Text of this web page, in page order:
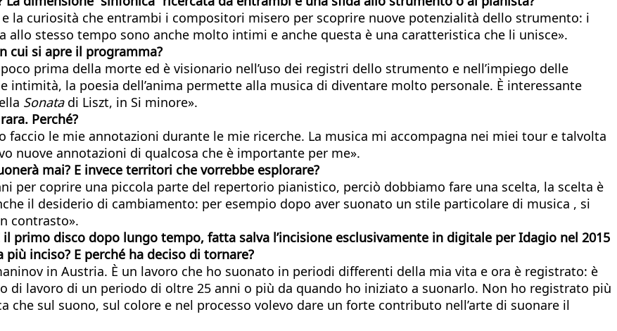
la curiosità che entrambi i compositori misero per scoprire nuove potenzialità dello strumento: i
stesso tempo sono anche molto intimi e anche questa è una caratteristica che li unisce».
cui si apre il programma?
prima della morte ed è visionario nell’uso dei registri dello strumento e nell’impiego delle
la poesia dell’anima permette alla musica di diventare molto personale. È interessante
Sonatadi Liszt, in Si minore».
Perché?
faccio le mie annotazioni durante le mie ricerche. La musica mi accompagna nei miei tour e talvolta
nuove annotazioni di qualcosa che è importante per me».
mai? E invece territori che vorrebbe esplorare?
per coprire una piccola parte del repertorio pianistico, perciò dobbiamo fare una scelta, la scelta è
il desiderio di cambiamento: per esempio dopo aver suonato un stile particolare di musica , si
contrasto».
primo disco dopo lungo tempo, fatta salva l’incisione esclusivamente in digitale per Idagio nel 2015
inciso? E perché ha deciso di tornare?
in Austria. È un lavoro che ho suonato in periodi differenti della mia vita e ora è registrato: è
di lavoro di un periodo di oltre 25 anni o più da quando ho iniziato a suonarlo. Non ho registrato più
sul suono, sul colore e nel processo volevo dare un forte contributo nell’arte di suonare il